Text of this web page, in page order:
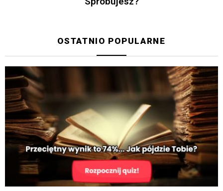
OSTATNIO POPULARNE